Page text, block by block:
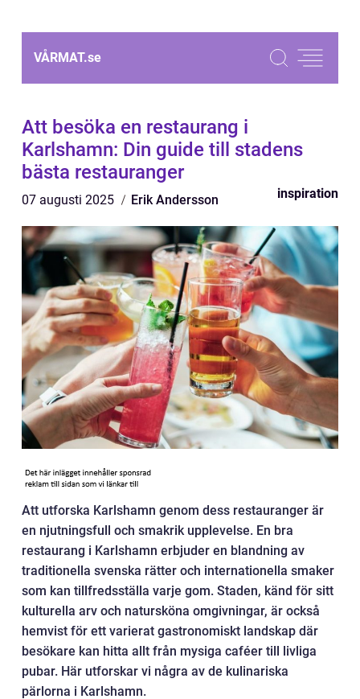
VÅRMAT.se
Att besöka en restaurang i
Karlshamn: Din guide till stadens
bästa restauranger
07 augusti 2025 Erik Andersson inspiration
Att utforska Karlshamn genom dess restauranger är
en njutningsfull och smakrik upplevelse. En bra
restaurang i Karlshamn erbjuder en blandning av
traditionella svenska rätter och internationella smaker
som kan tillfredsställa varje gom. Staden, känd för sitt
kulturella arv och natursköna omgivningar, är också
hemvist för ett varierat gastronomiskt landskap där
besökare kan hitta allt från mysiga caféer till livliga
pubar. Här utforskar vi några av de kulinariska
pärlorna i Karlshamn.